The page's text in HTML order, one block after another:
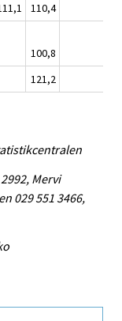
110,4
100,8
121,2
Mervi
029 551 3466,